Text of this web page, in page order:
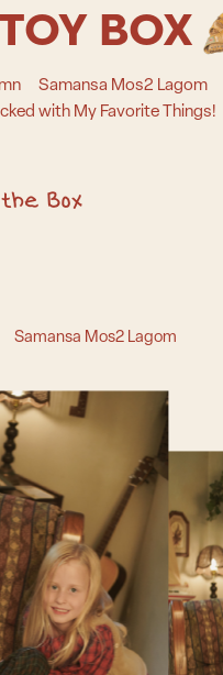
TOY BOX
Samansa Mos2
with My Favorite
Box
Samansa Mos2 Lagom